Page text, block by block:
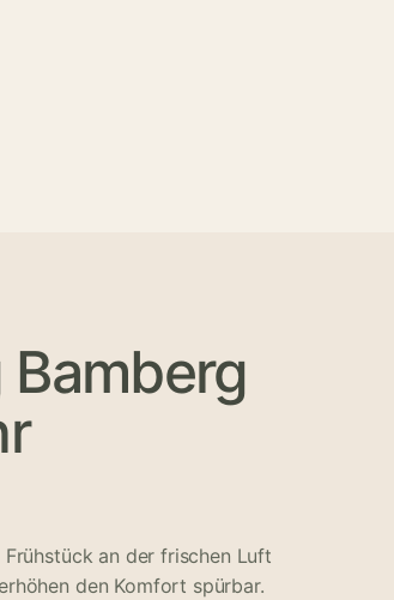
an der frischen Luft
den Komfort spürbar.